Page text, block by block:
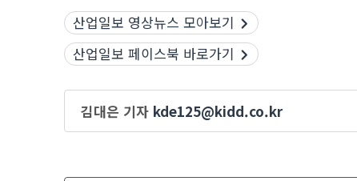
산업일보 영상뉴스 모아보기
산업일보 페이스북 바로가기
김대은 기자 kde125@kidd.co.kr